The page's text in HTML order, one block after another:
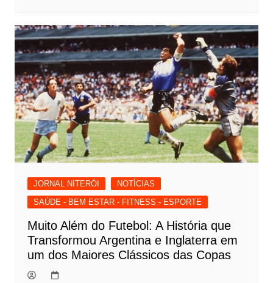
JORNAL NITERÓI
NOTÍCIAS
SAÚDE - BEM ESTAR - FITNESS - ESPORTE
Muito Além do Futebol: A História que
Transformou Argentina e Inglaterra em
um dos Maiores Clássicos das Copas